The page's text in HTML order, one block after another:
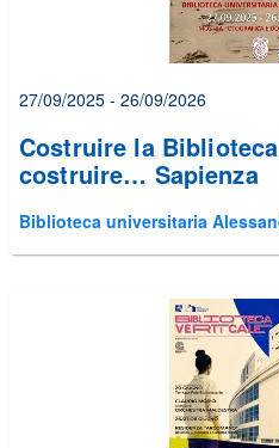
27/09/2025 - 26/09/2026
Costruire la
costruire… Sapienza
Biblioteca universitaria